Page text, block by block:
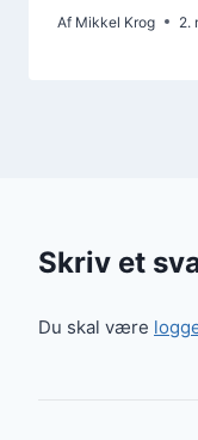
Af Mikkel Krog 2.
Skriv et
Du skal være